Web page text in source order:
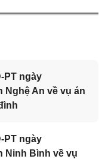
PT ngày
Nghệ An về vụ án
PT ngày
Ninh Bình về vụ